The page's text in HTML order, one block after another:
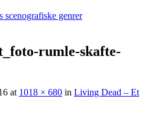
scenografiske genrer
rumle-skafte-
at 1018 × 680 in Living Dead – Et